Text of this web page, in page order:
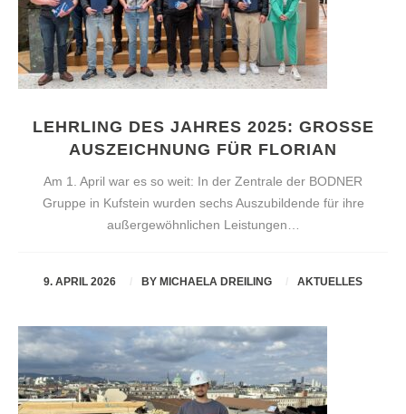
LEHRLING DES JAHRES 2025: GROSSE A
USZEICHNUNG FÜR FLORIAN
Am 1. April war es so weit: In der Zentrale der BODNER
Gruppe in Kufstein wurden sechs Auszubildende für ihre
außergewöhnlichen Leistungen…
9. APRIL 2026 BY MICHAELA DREILING AKTUELLES